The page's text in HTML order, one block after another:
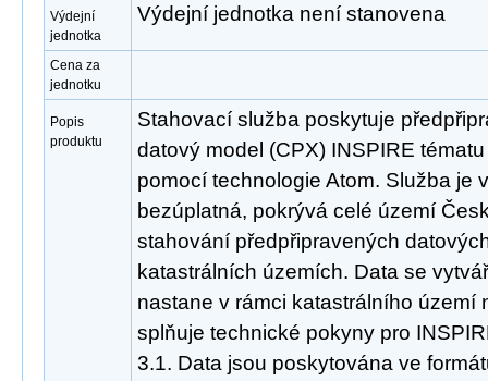
Výdejní
jednotka
Výdejní jednotka není stanovena
Cena za
jednotku
Popis
produktu
Stahovací služba poskytuje
datový model (CPX) INSPIRE
pomocí technologie Atom. Služba je
bezúplatná, pokrývá celé území
stahování předpřipravených
katastrálních územích. Data se
nastane v rámci katastrálního území
splňuje technické pokyny pro
3.1. Data jsou poskytována ve